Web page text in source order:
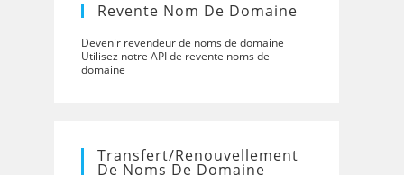
Revente Nom De Domaine
Devenir revendeur de noms de domaine
Utilisez notre API de revente noms de
domaine
Transfert/renouvellement
De Noms De Domaine